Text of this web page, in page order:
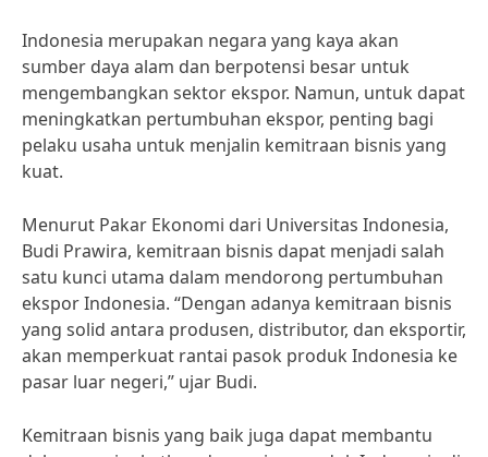
Indonesia merupakan negara yang kaya akan
sumber daya alam dan berpotensi besar untuk
mengembangkan sektor ekspor. Namun, untuk dapat
meningkatkan pertumbuhan ekspor, penting bagi
pelaku usaha untuk menjalin kemitraan bisnis yang
kuat.
Menurut Pakar Ekonomi dari Universitas Indonesia,
Budi Prawira, kemitraan bisnis dapat menjadi salah
satu kunci utama dalam mendorong pertumbuhan
ekspor Indonesia. “Dengan adanya kemitraan bisnis
yang solid antara produsen, distributor, dan eksportir,
akan memperkuat rantai pasok produk Indonesia ke
pasar luar negeri,” ujar Budi.
Kemitraan bisnis yang baik juga dapat membantu